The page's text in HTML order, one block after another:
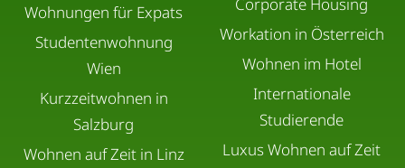
Wohnungen für Expats
Studentenwohnung
Wien
Kurzzeitwohnen in
Salzburg
Wohnen auf Zeit in Linz
Corporate Housing
Workation in Österreich
Wohnen im Hotel
Internationale
Studierende
Luxus Wohnen auf Zeit